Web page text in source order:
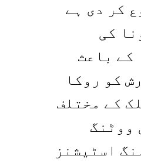
کر دی ہے
کی
کے باعث
کو روکا
کے مختلف
ووٹنگ
اسٹیشنز